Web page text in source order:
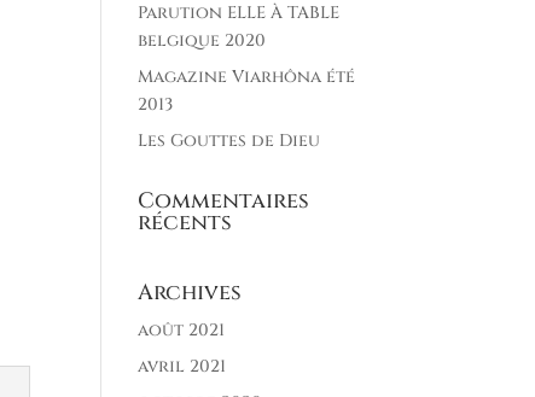
Parution ELLE À TABLE
belgique 2020
Magazine Viarhôna été
2013
Les Gouttes de Dieu
Commentaires
récents
Archives
août 2021
avril 2021